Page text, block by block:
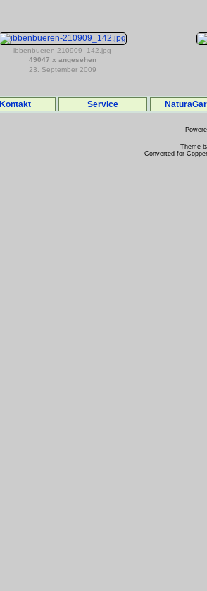
ibbenbueren-210909_142.jpg
49047 x angesehen
23. September 2009
Kontakt Service
Theme
Converted for